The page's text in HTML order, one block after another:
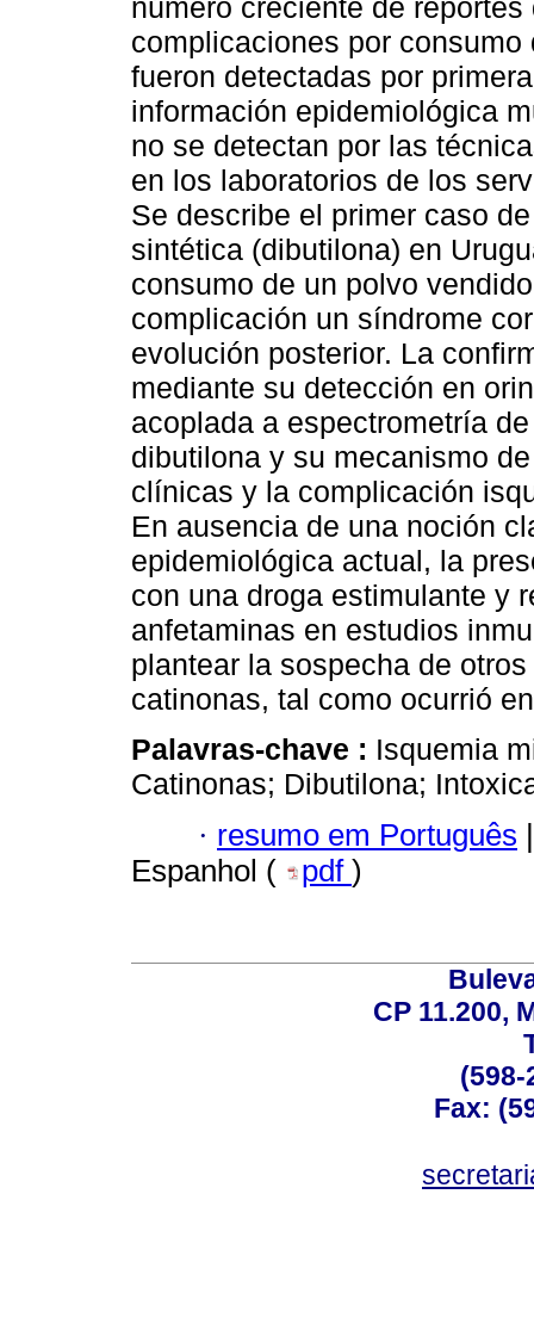
número creciente de
complicaciones por
fueron detectadas por
información epidemiológica
no se detectan por las
en los laboratorios de los
Se describe el primer caso
sintética (dibutilona) en
consumo de un polvo
complicación un síndrome
evolución posterior. La
mediante su detección en
acoplada a espectrometría
dibutilona y su mecanismo
clínicas y la complicación
En ausencia de una noción
epidemiológica actual, la
con una droga estimulante y
anfetaminas en estudios
plantear la sospecha de
catinonas, tal como ocurrió
Palavras-chave : Isquemia
Catinonas; Dibutilona;
· resumo em Português |
Espanhol (
pdf )
CP 11.200,
(598-
Fax: